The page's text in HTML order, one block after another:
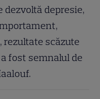
dezvoltă depresie,
scăzute
fost semnalul de